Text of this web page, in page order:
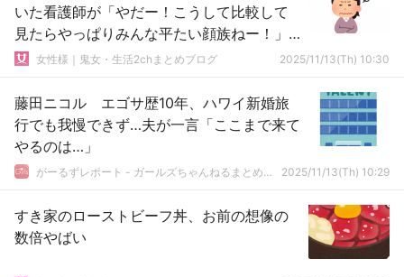
いた看護師が「やだー！こうして比較して
見たらやっぱりみんな平たい顔族ねー！」
と言い出した…
女性様｜鬼女・生活2chまとめブログ 2025/11/13(Th) 10:30
藤田ニコル エゴサ歴10年、ハワイ新婚旅
行でも我慢できず…夫が一言「ここまで来て
やるのは…」
がーるずレポート - ガールズちゃんねるまとめブログ 2025/11/13(Th) 10:29
すき家のローストビーフ丼、お前の想像の
数倍やばい